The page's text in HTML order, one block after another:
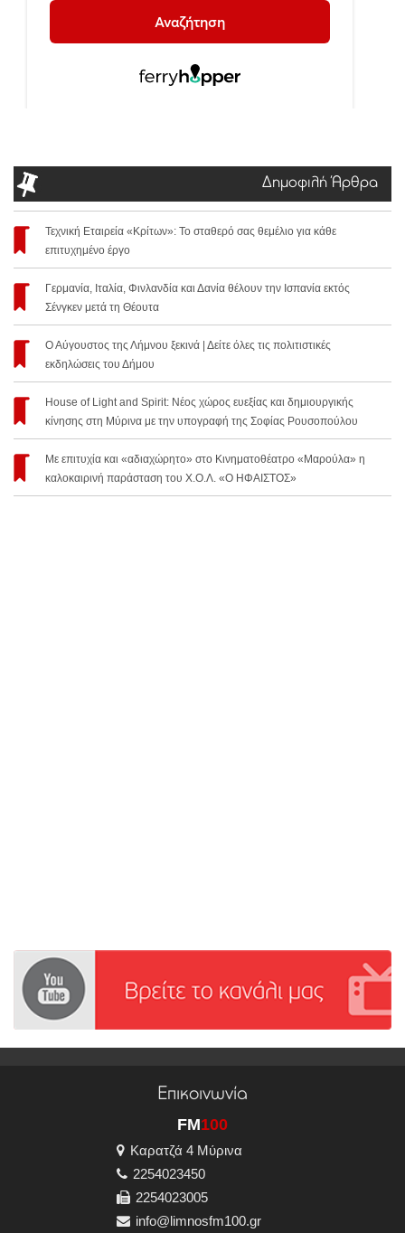
Δημοφιλή Άρθρα
Τεχνική Εταιρεία «Κρίτων»: Το σταθερό σας θεμέλιο για κάθε
επιτυχημένο έργο
Γερμανία, Ιταλία, Φινλανδία και Δανία θέλουν την Ισπανία εκτός
Σένγκεν μετά τη Θέουτα
Ο Αύγουστος της Λήμνου ξεκινά | Δείτε όλες τις πολιτιστικές
εκδηλώσεις του Δήμου
House of Light and Spirit: Νέος χώρος ευεξίας και δημιουργικής
κίνησης στη Μύρινα με την υπογραφή της Σοφίας Ρουσοπούλου
Με επιτυχία και «αδιαχώρητο» στο Κινηματοθέατρο «Μαρούλα» η
καλοκαιρινή παράσταση του Χ.Ο.Λ. «Ο ΗΦΑΙΣΤΟΣ»
Επικοινωνία
FM100
Καρατζά 4 Μύρινα
2254023450
2254023005
info@limnosfm100.gr